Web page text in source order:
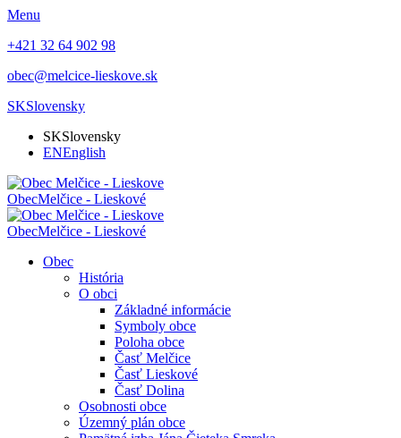
Menu
+421 32 64 902 98
obec@melcice-lieskove.sk
SKSlovensky
SKSlovensky
ENEnglish
ObecMelčice - Lieskové
ObecMelčice - Lieskové
Obec
História
O obci
Základné informácie
Symboly obce
Poloha obce
Časť Melčice
Časť Lieskové
Časť Dolina
Osobnosti obce
Územný plán obce